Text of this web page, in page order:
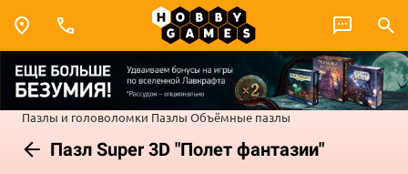
Пазлы и головоломки Пазлы Объёмные пазлы
Пазл Super 3D "Полет фантазии"